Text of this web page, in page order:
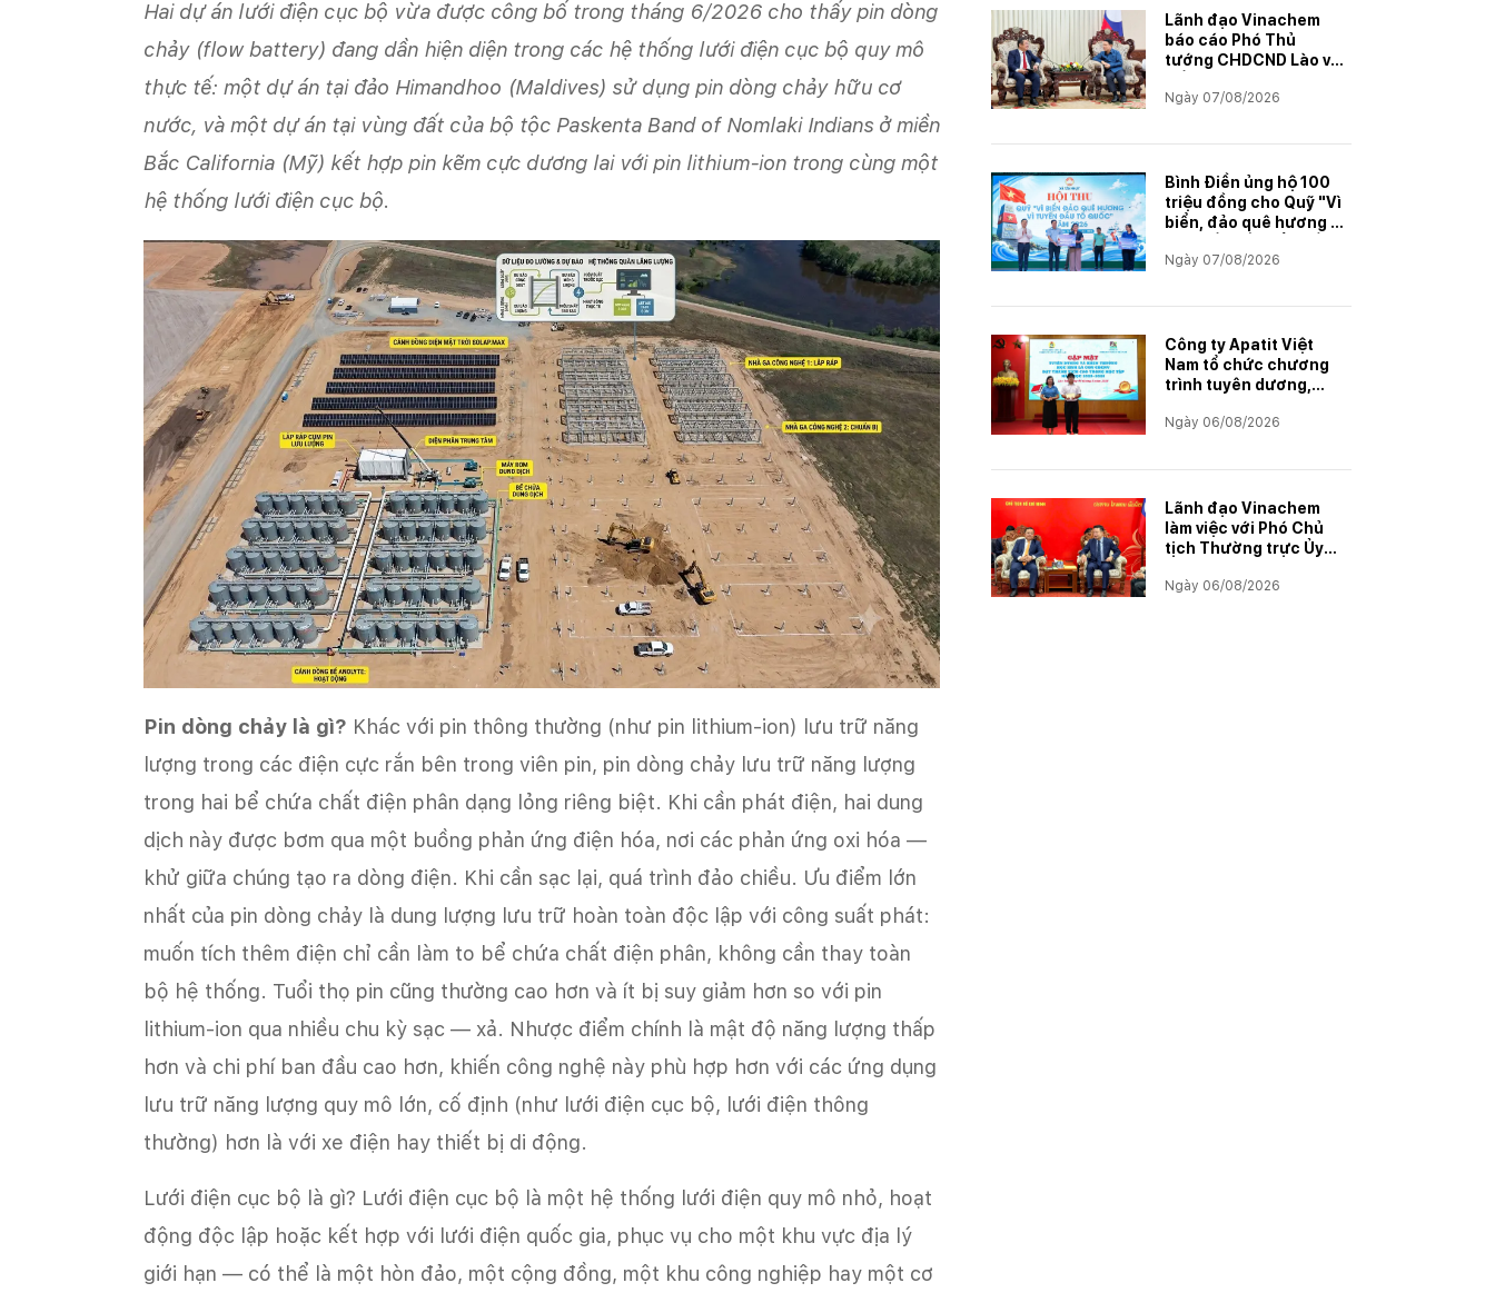
Hai dự án lưới điện cục bộ vừa được công bố trong tháng 6/2026 cho thấy pin dòng
chảy (flow battery) đang dần hiện diện trong các hệ thống lưới điện cục bộ quy mô
thực tế: một dự án tại đảo Himandhoo (Maldives) sử dụng pin dòng chảy hữu cơ
nước, và một dự án tại vùng đất của bộ tộc Paskenta Band of Nomlaki Indians ở miền
Bắc California (Mỹ) kết hợp pin kẽm cực dương lai với pin lithium-ion trong cùng một
hệ thống lưới điện cục bộ.
Pin dòng chảy là gì? Khác với pin thông thường (như pin lithium-ion) lưu trữ năng
lượng trong các điện cực rắn bên trong viên pin, pin dòng chảy lưu trữ năng lượng
trong hai bể chứa chất điện phân dạng lỏng riêng biệt. Khi cần phát điện, hai dung
dịch này được bơm qua một buồng phản ứng điện hóa, nơi các phản ứng oxi hóa —
khử giữa chúng tạo ra dòng điện. Khi cần sạc lại, quá trình đảo chiều. Ưu điểm lớn
nhất của pin dòng chảy là dung lượng lưu trữ hoàn toàn độc lập với công suất phát:
muốn tích thêm điện chỉ cần làm to bể chứa chất điện phân, không cần thay toàn
bộ hệ thống. Tuổi thọ pin cũng thường cao hơn và ít bị suy giảm hơn so với pin
lithium-ion qua nhiều chu kỳ sạc — xả. Nhược điểm chính là mật độ năng lượng thấp
hơn và chi phí ban đầu cao hơn, khiến công nghệ này phù hợp hơn với các ứng dụng
lưu trữ năng lượng quy mô lớn, cố định (như lưới điện cục bộ, lưới điện thông
thường) hơn là với xe điện hay thiết bị di động.
Lưới điện cục bộ là gì? Lưới điện cục bộ là một hệ thống lưới điện quy mô nhỏ, hoạt
động độc lập hoặc kết hợp với lưới điện quốc gia, phục vụ cho một khu vực địa lý
giới hạn — có thể là một hòn đảo, một cộng đồng, một khu công nghiệp hay một cơ
Lãnh đạo Vinachem
báo cáo Phó Thủ
tướng CHDCND Lào về
thác và chế biến muối
Ngày 07/08/2026
Bình Điền ủng hộ 100
triệu đồng cho Quỹ "Vì
biển, đảo quê hương -
Ngày 07/08/2026
Công ty Apatit Việt
Nam tổ chức chương
trình tuyên dương,
CBCNVNLĐ có thành
năm học 2025–2026
Ngày 06/08/2026
Lãnh đạo Vinachem
làm việc với Phó Chủ
tịch Thường trực Ủy
Nam, thúc đẩy triển
Ngày 06/08/2026